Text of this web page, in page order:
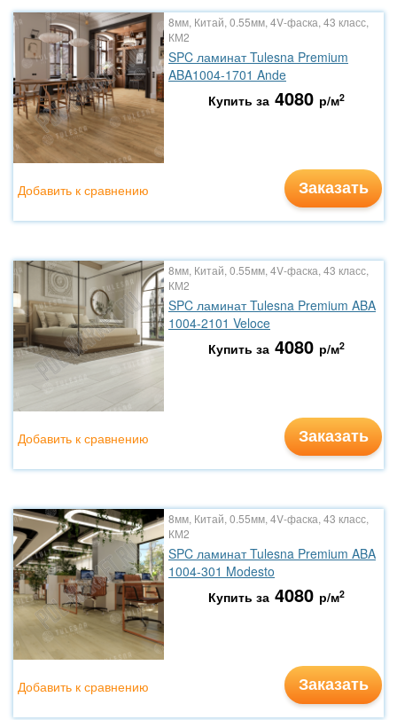
8мм, Китай, 0.55мм, 4V-фаска, 43 класс,
КМ2
SPC ламинат Tulesna Premium
ABA1004-1701 Ande
Купить за 4080 р/м2
Заказать
Добавить к сравнению
8мм, Китай, 0.55мм, 4V-фаска, 43 класс,
КМ2
SPC ламинат Tulesna Premium ABA
1004-2101 Veloce
Купить за 4080 р/м2
Заказать
Добавить к сравнению
8мм, Китай, 0.55мм, 4V-фаска, 43 класс,
КМ2
SPC ламинат Tulesna Premium ABA
1004-301 Modesto
Купить за 4080 р/м2
Заказать
Добавить к сравнению